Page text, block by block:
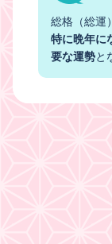
総格（総運
特に晩年に
要な運勢と